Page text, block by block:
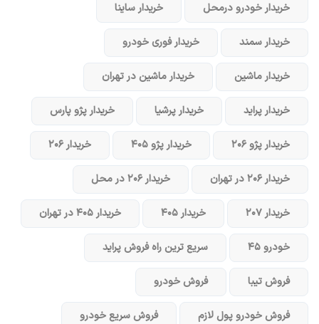
خریدار خودرو در‌محل خریدار ساینا
خریدار سمند خریدار فوری خودرو
خریدار ماشین خریدار ماشین در تهران
خریدار پراید خریدار پرشیا خریدار پژو پارس
خریدار پژو ۲۰۶ خریدار پژو ۴۰۵ خریدار ۲۰۶
خریدار ۲۰۶ در تهران خریدار ۲۰۶ در محل
خریدار ۲۰۷ خریدار ۴۰۵ خریدار ۴۰۵ در تهران
خودرو ۴۵ سریع ترین راه فروش پراید
فروش تیبا فروش خودرو
فروش خودرو پول لازم فروش سریع خودرو